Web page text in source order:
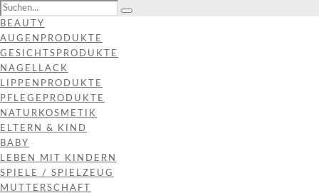
BEAUTY
AUGENPRODUKTE
GESICHTSPRODUKTE
NAGELLACK
LIPPENPRODUKTE
PFLEGEPRODUKTE
NATURKOSMETIK
ELTERN & KIND
BABY
LEBEN MIT KINDERN
SPIELE / SPIELZEUG
MUTTERSCHAFT